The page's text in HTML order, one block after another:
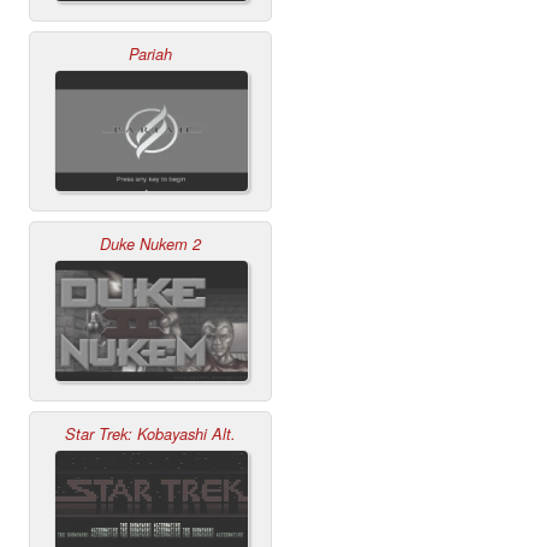
Pariah
Duke Nukem 2
Star Trek: Kobayashi Alt.